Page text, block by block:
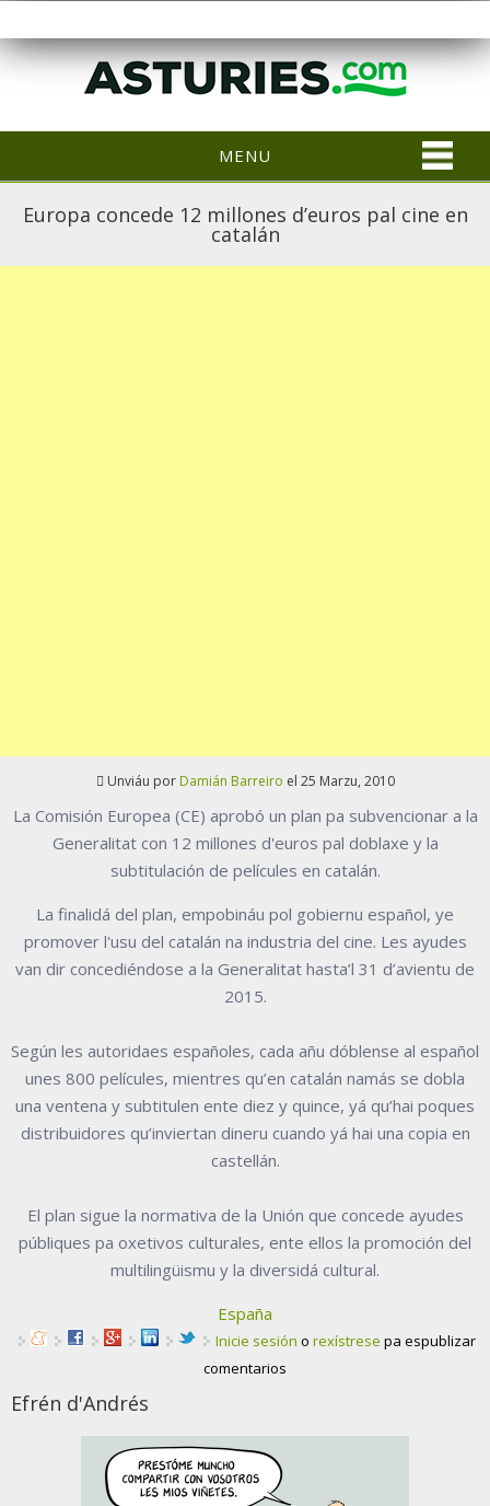
MENU
Europa concede 12 millones d’euros pal cine en
catalán
Unviáu por Damián Barreiro el 25 Marzu, 2010
La Comisión Europea (CE) aprobó un plan pa subvencionar a la
Generalitat con 12 millones d'euros pal doblaxe y la
subtitulación de películes en catalán.
La finalidá del plan, empobináu pol gobiernu español, ye
promover l'usu del catalán na industria del cine. Les ayudes
van dir concediéndose a la Generalitat hasta’l 31 d’avientu de
2015.
Según les autoridaes españoles, cada añu dóblense al español
unes 800 películes, mientres qu’en catalán namás se dobla
una ventena y subtitulen ente diez y quince, yá qu’hai poques
distribuidores qu’inviertan dineru cuando yá hai una copia en
castellán.
El plan sigue la normativa de la Unión que concede ayudes
públiques pa oxetivos culturales, ente ellos la promoción del
multilingüismu y la diversidá cultural.
España
Inicie sesión o rexístrese pa espublizar
comentarios
Efrén d'Andrés